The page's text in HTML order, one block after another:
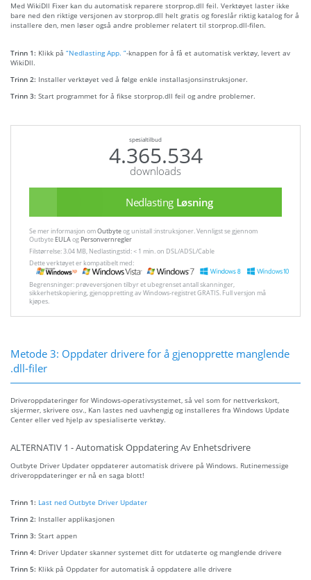
Med WikiDll Fixer kan du automatisk reparere storprop.dll feil. Verktøyet laster ikke
bare ned den riktige versjonen av storprop.dll helt gratis og foreslår riktig katalog for å
installere den, men løser også andre problemer relatert til storprop.dll-filen.
Trinn 1: Klikk på “Nedlasting App. ”-knappen for å få et automatisk verktøy, levert av
WikiDll.
Trinn 2: Installer verktøyet ved å følge enkle installasjonsinstruksjoner.
Trinn 3: Start programmet for å fikse storprop.dll feil og andre problemer.
spesialtilbud
4.365.534
downloads
Nedlasting Løsning
Se mer informasjon omOutbyteog unistall :instruksjoner. Vennligst se gjennom
Outbyte EULAog Personvernregler
Filstørrelse: 3.04 MB, Nedlastingstid: < 1 min. on DSL/ADSL/Cable
Dette verktøyet er kompatibelt med:
Begrensninger: prøveversjonen tilbyr et ubegrenset antall skanninger,
sikkerhetskopiering, gjenoppretting av Windows-registret GRATIS. Full versjon må
kjøpes.
Metode 3: Oppdater drivere for å gjenopprette manglende
.dll-filer
Driveroppdateringer for Windows-operativsystemet, så vel som for nettverkskort,
skjermer, skrivere osv., Kan lastes ned uavhengig og installeres fra Windows Update
Center eller ved hjelp av spesialiserte verktøy.
ALTERNATIV 1 - Automatisk Oppdatering Av Enhetsdrivere
Outbyte Driver Updater oppdaterer automatisk drivere på Windows. Rutinemessige
driveroppdateringer er nå en saga blott!
Trinn 1: Last ned Outbyte Driver Updater
Trinn 2: Installer applikasjonen
Trinn 3: Start appen
Trinn 4: Driver Updater skanner systemet ditt for utdaterte og manglende drivere
Trinn 5: Klikk på Oppdater for automatisk å oppdatere alle drivere